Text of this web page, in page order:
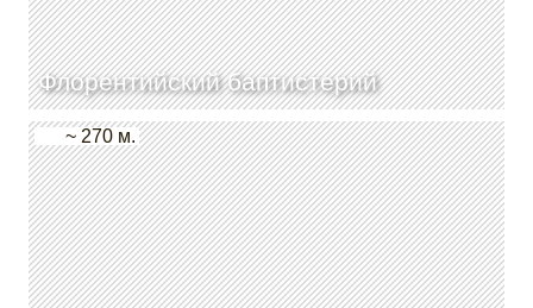
Флорентийский баптистерий
~ 270 м.